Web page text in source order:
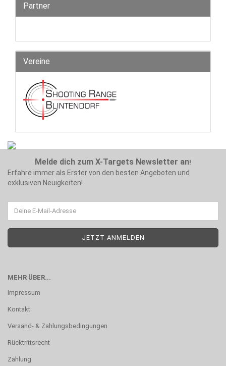
Partner
Vereine
Melde dich zum X-Targets Newsletter an!
Erfahre immer als Erster von den besten Angeboten und
exklusiven Neuigkeiten!
MEHR ÜBER...
Impressum
Kontakt
Versand- & Zahlungsbedingungen
Rücktrittsrecht
Zahlung